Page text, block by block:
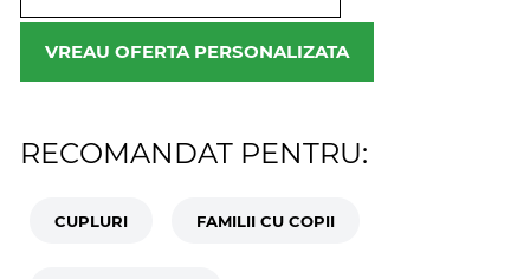
VREAU OFERTA PERSONALIZATA
RECOMANDAT PENTRU:
CUPLURI FAMILII CU COPII